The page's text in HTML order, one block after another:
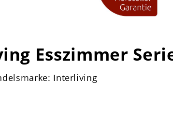
Esszimmer
Interliving